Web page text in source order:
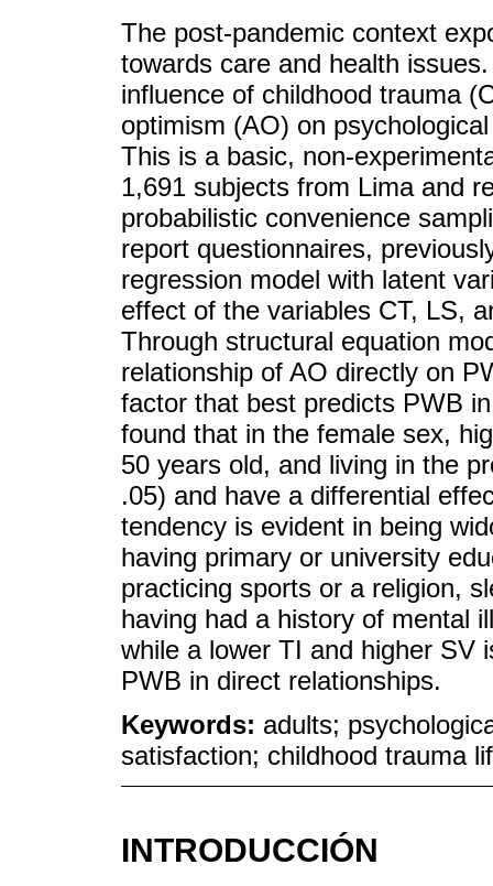
The post-pandemic context
towards care and health
influence of childhood trauma
optimism (AO) on
This is a basic, non-
1,691 subjects from Lima and
probabilistic convenience
report questionnaires,
regression model with latent
effect of the variables CT, LS,
Through structural equation
relationship of AO directly on
factor that best predicts PWB
found that in the female sex,
50 years old, and living in the
.05) and have a differential
tendency is evident in being
having primary or university
practicing sports or a religion,
having had a history of mental
while a lower TI and higher SV
PWB in direct relationships.
Keywords: adults;
satisfaction; childhood trauma
INTRODUCCIÓN